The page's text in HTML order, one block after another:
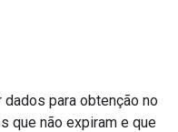
dados para obtenção no
que não expiram e que